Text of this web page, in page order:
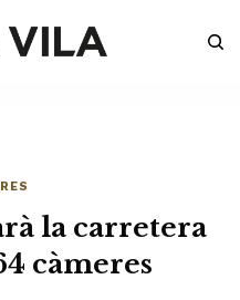
la carretera
càmeres